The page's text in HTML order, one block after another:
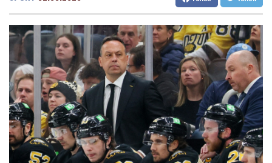
Wien
23 °C
Salzburg
22 °C
Baden-Baden
16 °C
Nächste Pleite im Leagues Cup für Müller und Vancouver
Nowotny sieht Klopp als mögliche Stütze im Jugendbereich
Bayer-Boss Carro: "Wir wollen Titel gewinnen"
Bericht: EU importiert wieder mehr Flüssiggas aus Russland
Militärverwaltung: Mindestens drei Tote durch russische Angriffe
in Region Kiew